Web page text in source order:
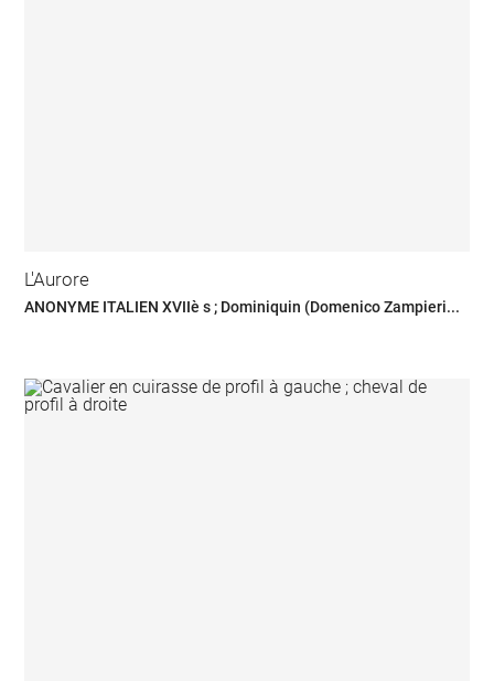
L'Aurore
ANONYME ITALIEN XVIIè s ; Dominiquin (Domenico Zampieri...